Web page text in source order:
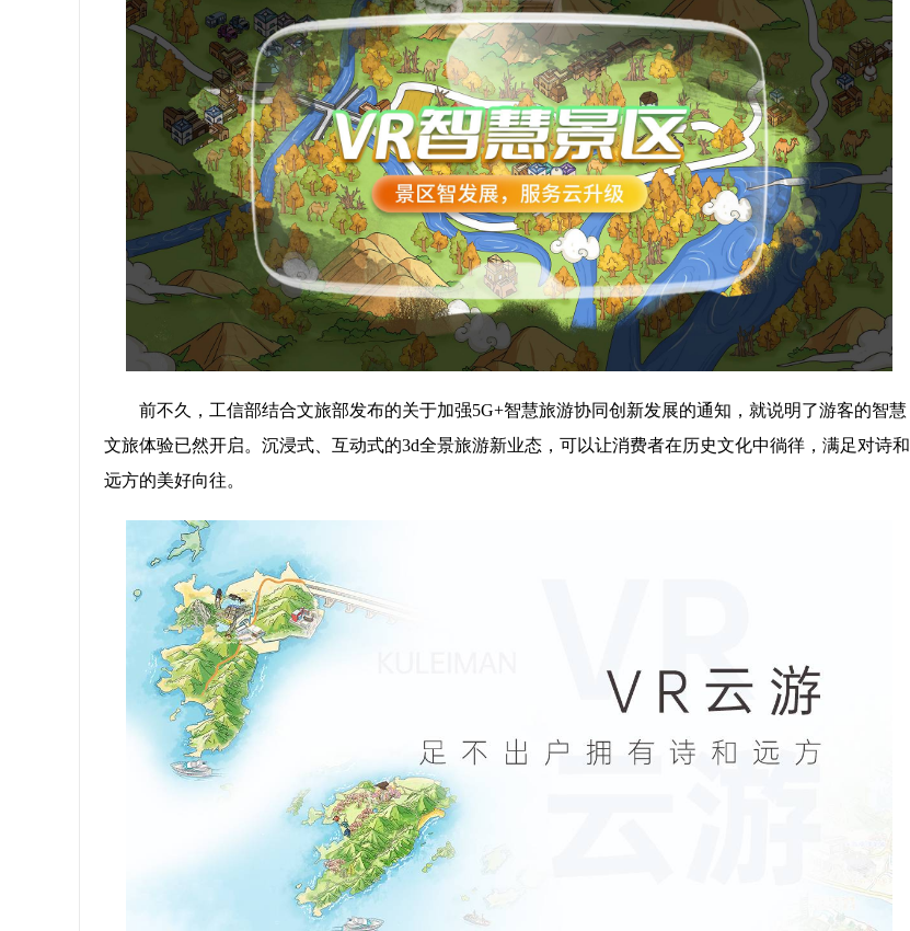
前不久，工信部结合文旅部发布的关于加强5G+智慧旅游协同创新发展的通知，就说明了游客的智慧
文旅体验已然开启。沉浸式、互动式的3d全景旅游新业态，可以让消费者在历史文化中徜徉，满足对诗和
远方的美好向往。